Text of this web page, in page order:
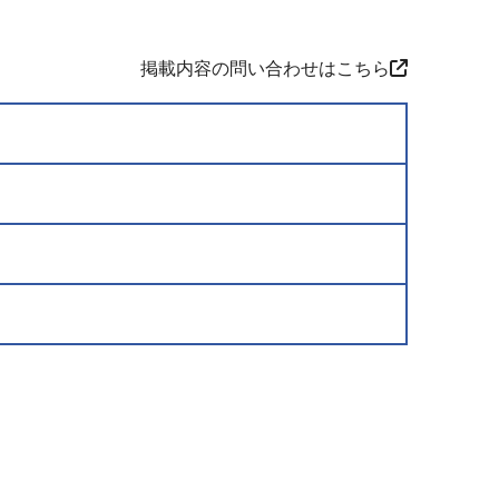
掲載内容の問い合わせはこちら